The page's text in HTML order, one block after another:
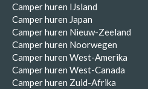
Camper huren IJsland
Camper huren Japan
Camper huren Nieuw-Zeeland
Camper huren Noorwegen
Camper huren West-Amerika
Camper huren West-Canada
Camper huren Zuid-Afrika